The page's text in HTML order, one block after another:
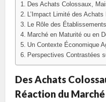
Des Achats Colossaux,
L’Impact Limité des
Le Rôle des
Marché en Maturité ou en
Un Contexte Économique
Perspectives Contrastées
Des Achats
Réaction du Marché